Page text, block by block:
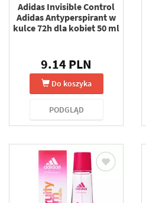
Adidas Invisible Control
Adidas Antyperspirant w
kulce 72h dla kobiet 50 ml
9.14 PLN
Do koszyka
PODGLĄD